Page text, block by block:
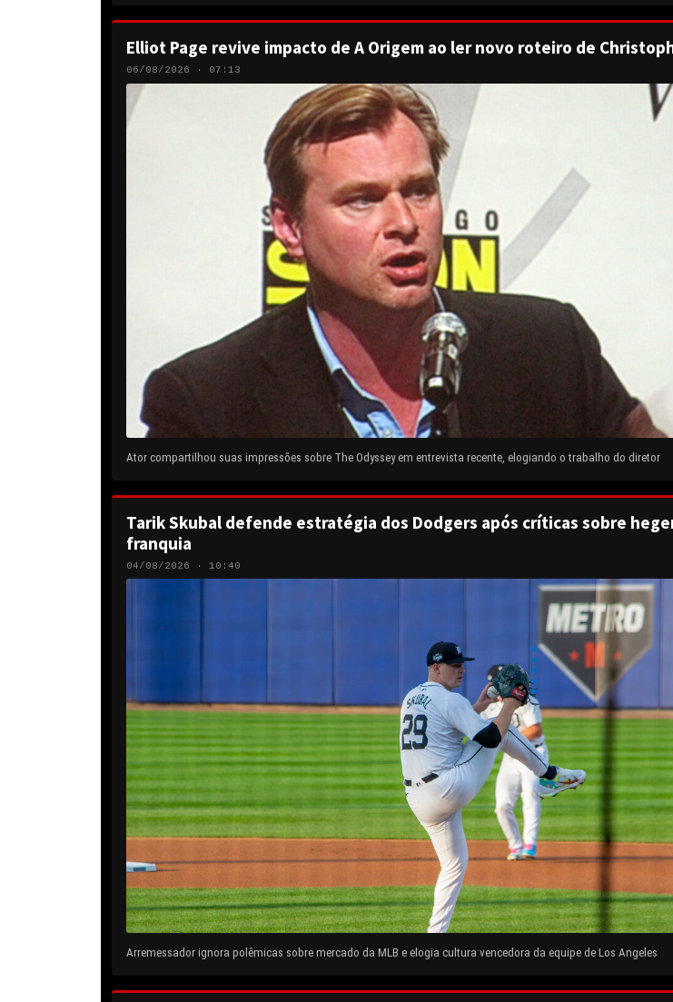
Elliot Page revive impacto de A Origem ao ler novo roteiro de
06/08/2026 · 07:13
Ator compartilhou suas impressões sobre The Odyssey em entrevista recente, elogiando o trabalho do diretor
Tarik Skubal defende estratégia dos Dodgers após críticas sobre
franquia
04/08/2026 · 10:40
Arremessador ignora polêmicas sobre mercado da MLB e elogia cultura vencedora da equipe de Los Angeles